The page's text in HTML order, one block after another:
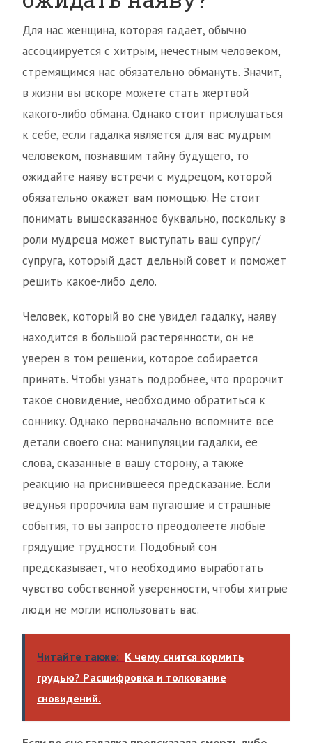
Для нас женщина, которая гадает, обычно
ассоциируется с хитрым, нечестным человеком,
стремящимся нас обязательно обмануть. Значит,
в жизни вы вскоре можете стать жертвой
какого-либо обмана. Однако стоит прислушаться
к себе, если гадалка является для вас мудрым
человеком, познавшим тайну будущего, то
ожидайте наяву встречи с мудрецом, которой
обязательно окажет вам помощью. Не стоит
понимать вышесказанное буквально, поскольку в
роли мудреца может выступать ваш супруг/
супруга, который даст дельный совет и поможет
решить какое-либо дело.
Человек, который во сне увидел гадалку, наяву
находится в большой растерянности, он не
уверен в том решении, которое собирается
принять. Чтобы узнать подробнее, что пророчит
такое сновидение, необходимо обратиться к
соннику. Однако первоначально вспомните все
детали своего сна: манипуляции гадалки, ее
слова, сказанные в вашу сторону, а также
реакцию на приснившееся предсказание. Если
ведунья пророчила вам пугающие и страшные
события, то вы запросто преодолеете любые
грядущие трудности. Подобный сон
предсказывает, что необходимо выработать
чувство собственной уверенности, чтобы хитрые
люди не могли использовать вас.
Читайте также: К чему снится кормить
грудью? Расшифровка и толкование
сновидений.